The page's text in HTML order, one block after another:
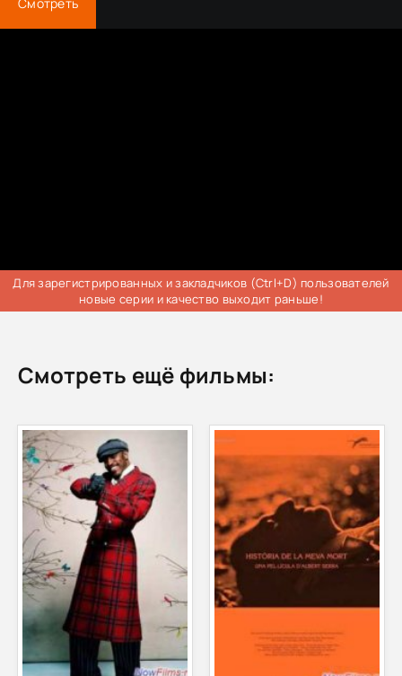
Для зарегистрированных и закладчиков (Ctrl+D) пользователей
новые серии и качество выходит раньше!
Смотреть ещё фильмы: